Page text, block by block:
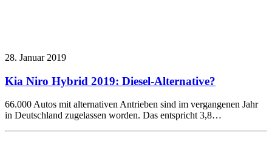
28. Januar 2019
Kia Niro Hybrid 2019: Diesel-Alternative?
66.000 Autos mit alternativen Antrieben sind im vergangenen Jahr
in Deutschland zugelassen worden. Das entspricht 3,8…